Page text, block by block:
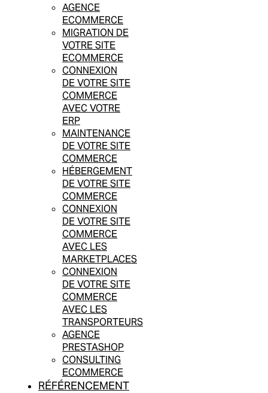
AGENCE
ECOMMERCE
MIGRATION DE
VOTRE SITE
ECOMMERCE
CONNEXION
DE VOTRE SITE
COMMERCE
AVEC VOTRE
ERP
MAINTENANCE
DE VOTRE SITE
COMMERCE
HÉBERGEMENT
DE VOTRE SITE
COMMERCE
CONNEXION
DE VOTRE SITE
COMMERCE
AVEC LES
MARKETPLACES
CONNEXION
DE VOTRE SITE
COMMERCE
AVEC LES
TRANSPORTEURS
AGENCE
PRESTASHOP
CONSULTING
ECOMMERCE
RÉFÉRENCEMENT